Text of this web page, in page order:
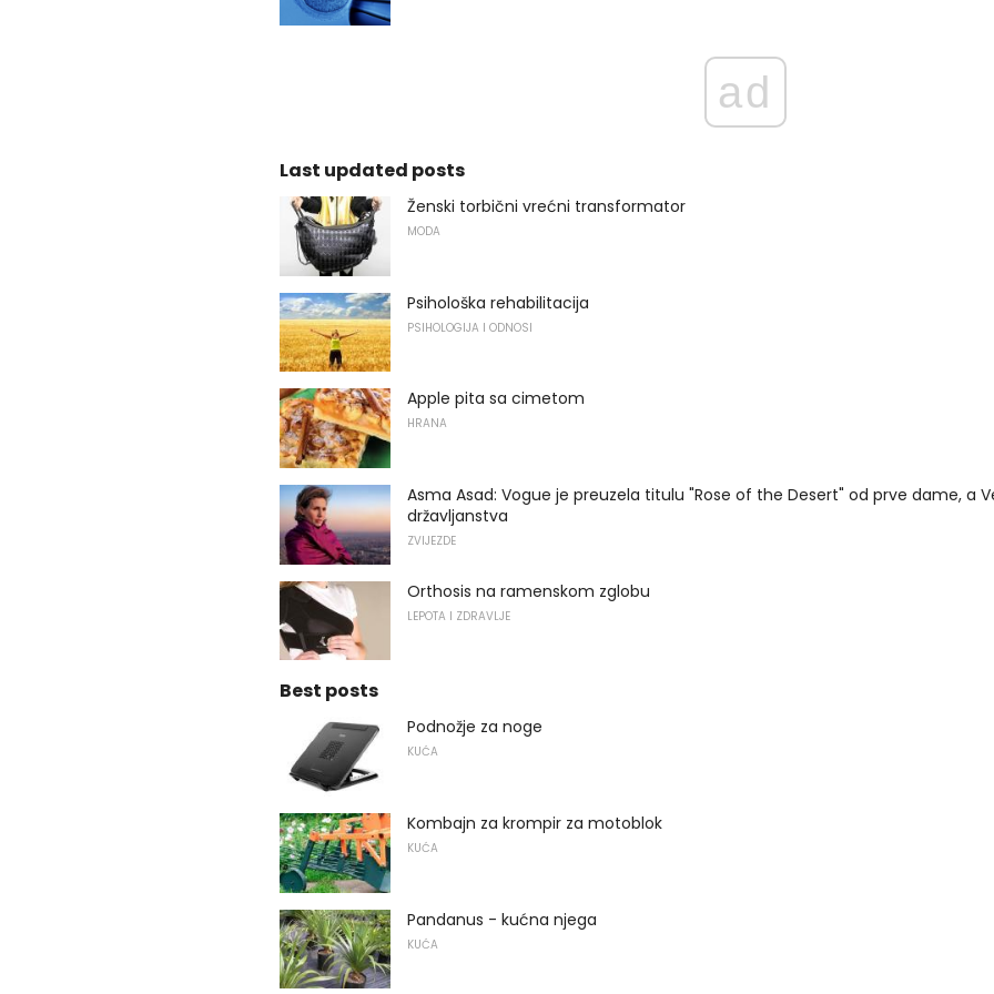
ad
Last updated posts
Ženski torbični vrećni transformator
MODA
Psihološka rehabilitacija
PSIHOLOGIJA I ODNOSI
Apple pita sa cimetom
HRANA
Asma Asad: Vogue je preuzela titulu "Rose of the Desert" od prve dame, a
državljanstva
ZVIJEZDE
Orthosis na ramenskom zglobu
LEPOTA I ZDRAVLJE
Best posts
Podnožje za noge
KUĆA
Kombajn za krompir za motoblok
KUĆA
Pandanus - kućna njega
KUĆA